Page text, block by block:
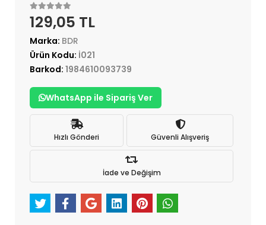
129,05 TL
Marka: BDR
Ürün Kodu: İ021
Barkod: 1984610093739
WhatsApp ile Sipariş Ver
Hızlı Gönderi Güvenli Alışveriş
İade ve Değişim